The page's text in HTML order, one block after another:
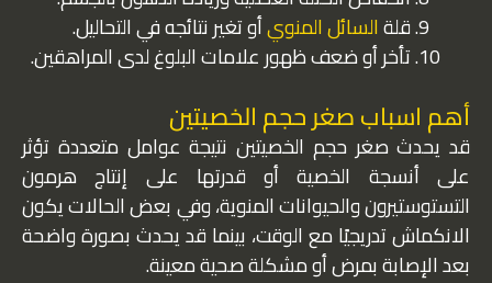
قلةالسائل المنويأو تغير نتائجه في التحاليل.
تأخر أو ضعف ظهور علامات البلوغ لدى المراهقين.
أهم اسباب صغر حجم الخصيتين
قد يحدث صغر حجم الخصيتين نتيجة عوامل متعددة تؤثر
على أنسجة الخصية أو قدرتها على إنتاج هرمون
التستوستيرون والحيوانات المنوية، وفي بعض الحالات يكون
الانكماش تدريجيًا مع الوقت، بينما قد يحدث بصورة واضحة
بعد الإصابة بمرض أو مشكلة صحية معينة.